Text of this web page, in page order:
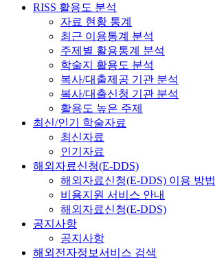
RISS 활용도 분석
자료 현황 통계
최근 이용통계 분석
주제별 활용통계 분석
학술지 활용도 분석
복사/대출제공 기관 분석
복사/대출신청 기관 분석
활용도 높은 주제
최신/인기 학술자료
최신자료
인기자료
해외자료신청(E-DDS)
해외자료신청(E-DDS) 이용 방법
비용지원 서비스 안내
해외자료신청(E-DDS)
공지사항
공지사항
해외전자정보서비스 검색